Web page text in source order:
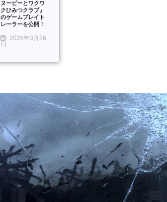
ヌーピーとワクワ
クひみつクラブ』
のゲームプレイト
レーラーを公開！
2026年3月26
日